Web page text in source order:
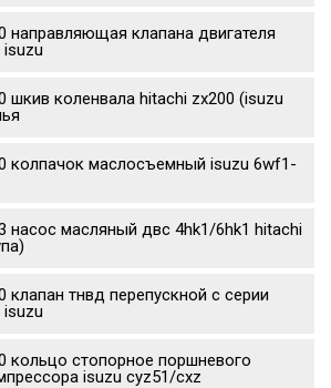
направляющая клапана двигателя
шкив коленвала hitachi zx200 (isuzu
колпачок маслосъемный isuzu 6wf1-
насос масляный двс 4hk1/6hk1 hitachi
клапан тнвд перепускной с серии
кольцо стопорное поршневого
isuzu cyz51/cxz